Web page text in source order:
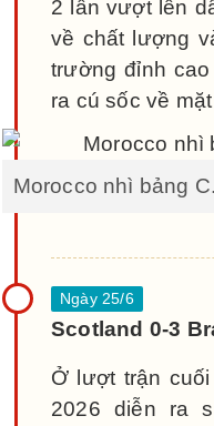
2 lần vượt lên
về chất lượng
trường đỉnh
ra cú sốc về
Morocco nhì bảng
Scotland 0-3
Ở lượt trận
2026 diễn ra